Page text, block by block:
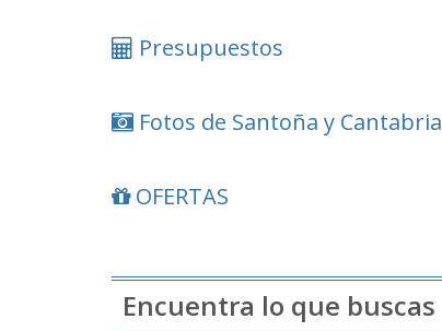
Presupuestos
Fotos de Santoña y Cantabria
OFERTAS
Encuentra lo que buscas